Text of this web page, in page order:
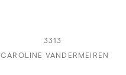
3313
CAROLINE VANDERMEIREN